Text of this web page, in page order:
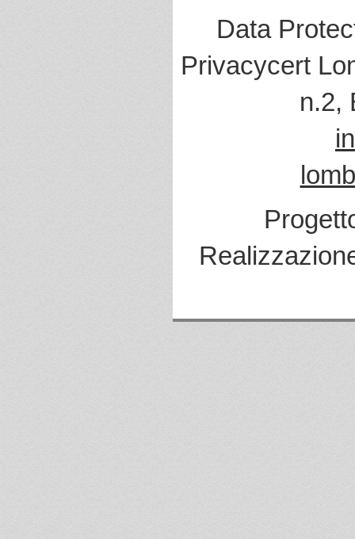
Data
Privacycert
n.2,